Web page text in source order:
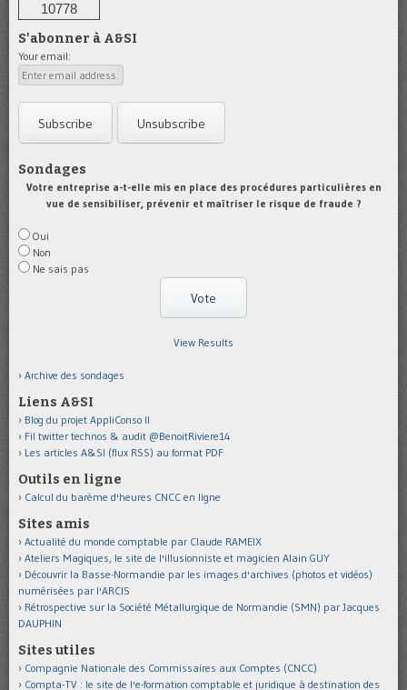
10778
S'abonner à A&SI
Your email:
Sondages
Votre entreprise a-t-elle mis en place des procédures particulières en
vue de sensibiliser, prévenir et maîtriser le risque de fraude ?
Oui
Non
Ne sais pas
View Results
Archive des sondages
Liens A&SI
Blog du projet AppliConso II
Fil twitter technos & audit @BenoitRiviere14
Les articles A&SI (flux RSS) au format PDF
Outils en ligne
Calcul du barème d'heures CNCC en ligne
Sites amis
Actualité du monde comptable par Claude RAMEIX
Ateliers Magiques, le site de l'illusionniste et magicien Alain GUY
Découvrir la Basse-Normandie par les images d'archives (photos et vidéos)
numérisées par l'ARCIS
Rétrospective sur la Société Métallurgique de Normandie (SMN) par Jacques
DAUPHIN
Sites utiles
Compagnie Nationale des Commissaires aux Comptes (CNCC)
Compta-TV : le site de l'e-formation comptable et juridique à destination des